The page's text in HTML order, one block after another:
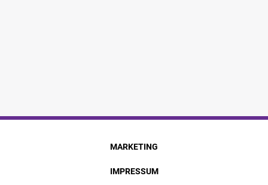
MARKETING
IMPRESSUM